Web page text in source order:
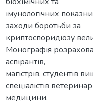
імунологічних
заходи боротьби за
криптоспоридіозу
Монографія
аспірантів,
магістрів, студентів
спеціалістів
медицини.